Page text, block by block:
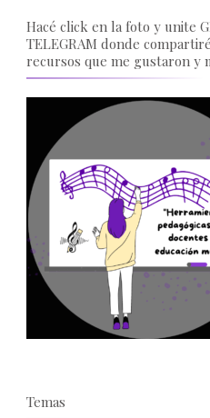
Hacé click en la foto y unite
TELEGRAM donde
recursos que me gustaron y
Temas